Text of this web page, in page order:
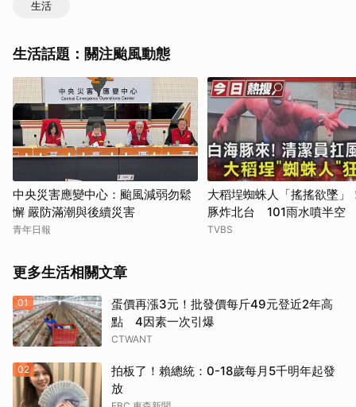
生活
生活話題：關注颱風動態
中央災害應變中心：颱風減弱勿鬆
懈 嚴防滿潮與後續災害
青年日報
大稻埕蜘蛛人「搖搖欲墜」
豚炸北台 101雨水噴半空
TVBS
更多生活相關文章
01
蛋價再漲3元！批發價每斤49元登近2年高
點 4因素一次引爆
CTWANT
02
拍板了！賴總統：0-18歲每月5千明年起發
放